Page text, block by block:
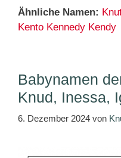
Ähnliche Namen:
Kento Kennedy Kendy
Babynamen
Knud, Inessa,
6. Dezember 2024 von